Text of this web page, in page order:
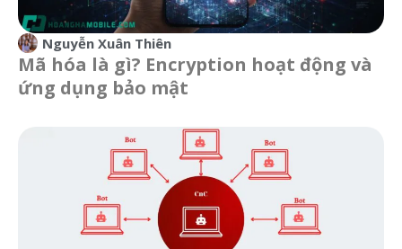
Nguyễn Xuân Thiên
Mã hóa là gì? Encryption hoạt động và
ứng dụng bảo mật